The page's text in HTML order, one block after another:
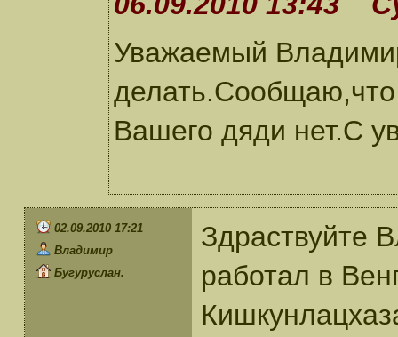
Уважаемый
Вашего дяди нет.С
02.09.2010 17:21
Владимир
Бугуруслан.
Здраствуйте
работал в